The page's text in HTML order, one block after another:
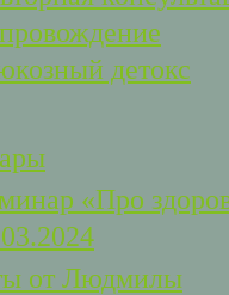
детокс
«Про
от Людмилы